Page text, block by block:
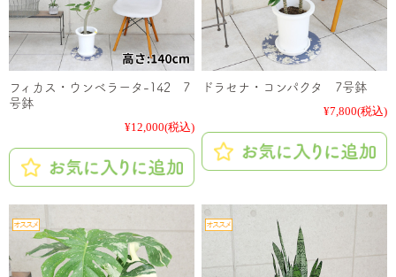
フィカス・ウンベラータ-142 7
号鉢
¥12,000(税込)
ドラセナ・コンパクタ 7号鉢
¥7,800(税込)